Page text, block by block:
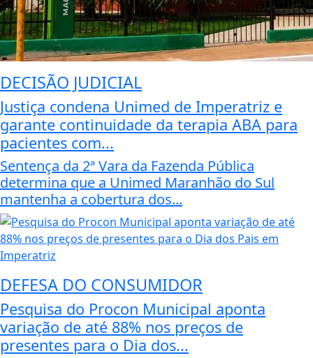
DECISÃO JUDICIAL
Justiça condena Unimed de Imperatriz e
garante continuidade da terapia ABA para
pacientes com...
Sentença da 2ª Vara da Fazenda Pública
determina que a Unimed Maranhão do Sul
mantenha a cobertura dos...
DEFESA DO CONSUMIDOR
Pesquisa do Procon Municipal aponta
variação de até 88% nos preços de
presentes para o Dia dos...